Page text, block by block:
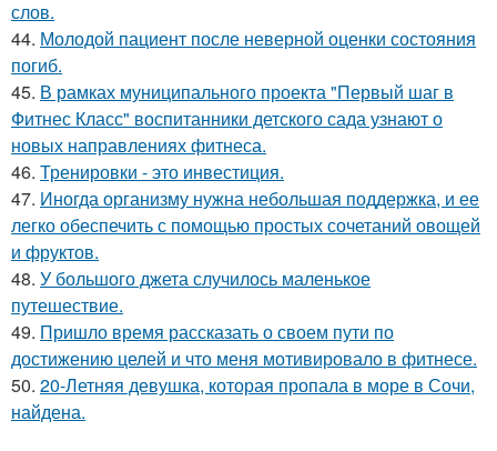
слов.
44. Молодой пациент после неверной оценки состояния
погиб.
45. В рамках муниципального проекта "Первый шаг в
Фитнес Класс" воспитанники детского сада узнают о
новых направлениях фитнеса.
46. Тренировки - это инвестиция.
47. Иногда организму нужна небольшая поддержка, и ее
легко обеспечить с помощью простых сочетаний овощей
и фруктов.
48. У большого джета случилось маленькое
путешествие.
49. Пришло время рассказать о своем пути по
достижению целей и что меня мотивировало в фитнесе.
50. 20-Летняя девушка, которая пропала в море в Сочи,
найдена.